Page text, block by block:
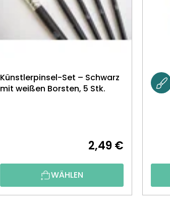
Künstlerpinsel-Set – Schwarz
mit weißen Borsten, 5 Stk.
2,49 €
WÄHLEN